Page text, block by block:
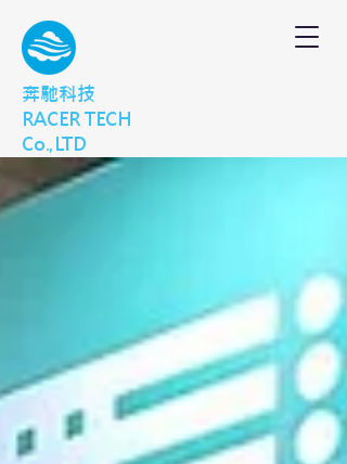
奔馳科技
RACER TECH
Co.,LTD